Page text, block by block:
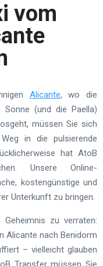
vom
Alicante, wo die
(und die Paella)
müssen Sie sich
in die pulsierende
hat AtoB
Unsere Online-
kostengünstige und
Unterkunft zu bringen.
zu verraten:
Alicante nach Benidorm
– vielleicht glauben